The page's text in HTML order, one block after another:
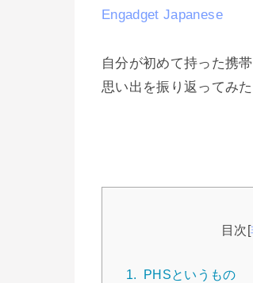
Engadget Japanese
自分が初めて持った携
思い出を振り返ってみ
目次 [
1.
PHSというもの